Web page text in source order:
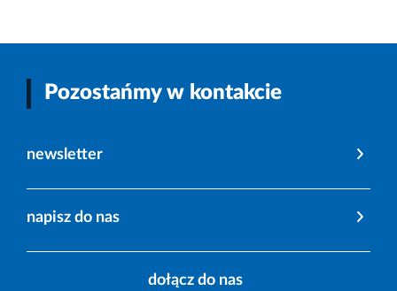
Pozostańmy w kontakcie
newsletter
napisz do nas
dołącz do nas